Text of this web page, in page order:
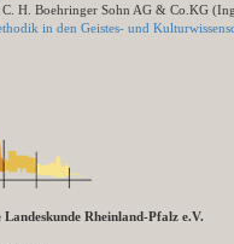
H. Boehringer Sohn AG & Co.KG
in den Geistes- und
Rheinland-Pfalz e.V.